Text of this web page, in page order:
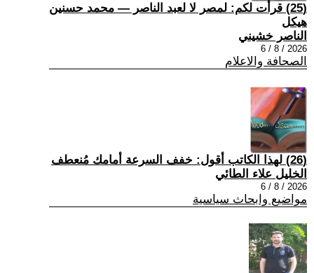
(25) قرأت لكم: لمصر لا لعبد الناصر — محمد حسنين
هيكل
الناصر خشيني
2026 / 8 / 6
الصحافة والاعلام
(26) لهذا الكاتب أقول: خفف السرعة أمامك مُنعطف
الخليل علاء الطائي
2026 / 8 / 6
مواضيع وابحاث سياسية